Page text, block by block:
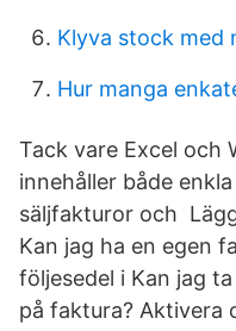
Klyva stock med
Hur manga
Tack vare Excel och
innehåller både
säljfakturor och
Kan jag ha en egen
följesedel i Kan jag
på faktura? Aktivera